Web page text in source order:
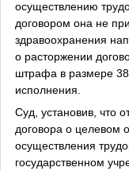
осуществлению
договором она не
здравоохранения
о расторжении
штрафа в размере
исполнения.
Суд, установив, что
договора о целевом
осуществления
государственном